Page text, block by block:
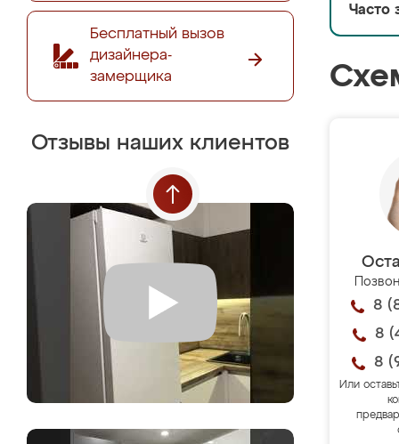
Бесплатный вызов
дизайнера-
замерщика
Отзывы наших клиентов
Часто
8
8
8
Или